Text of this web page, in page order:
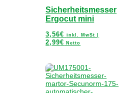
Sicherheitsmesser
Ergocut mini
3,56€ inkl. MwSt |
2,99€ Netto